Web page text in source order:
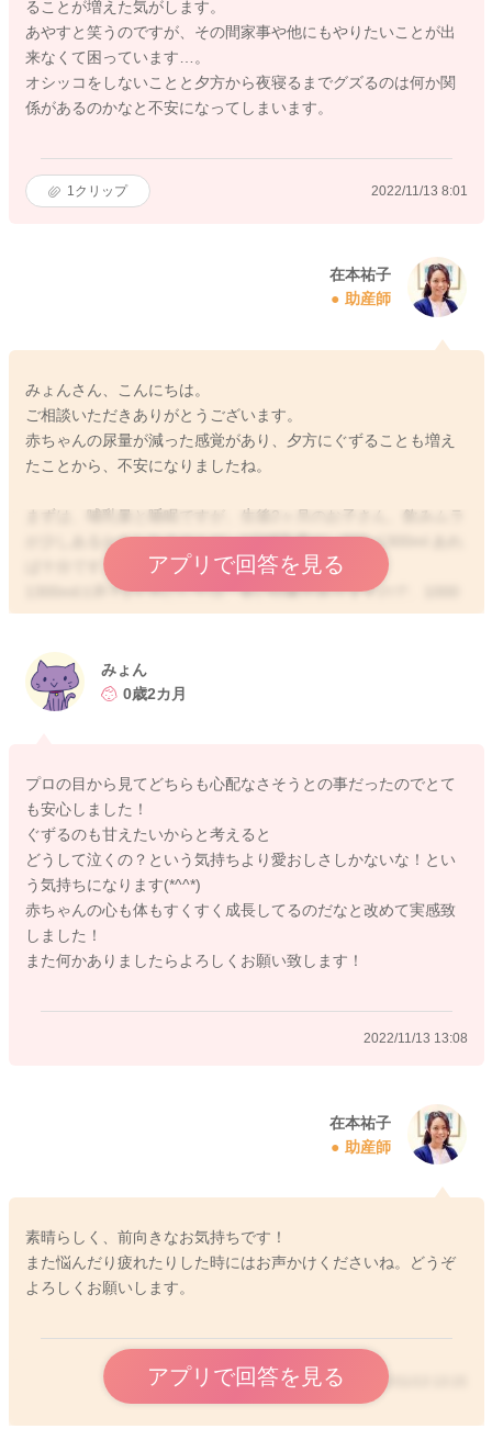
ることが増えた気がします。
あやすと笑うのですが、その間家事や他にもやりたいことが出
来なくて困っています…。
オシッコをしないことと夕方から夜寝るまでグズるのは何か関
係があるのかなと不安になってしまいます。
1 クリップ 2022/11/13 8:01
在本祐子
助産師
みょんさん、こんにちは。
ご相談いただきありがとうございます。
赤ちゃんの尿量が減った感覚があり、夕方にぐずることも増え
たことから、不安になりましたね。
まずは、哺乳量と睡眠ですが、生後2ヶ月のお子さん、飲みムラ
が少しあるかもしれませんが、1日哺乳量が、900~1300ml あれ
ば十分です。
1300mlは若干2ヶ月にしては、多い印象がありますので、1000
mlくらいにするようにしても十分な発育が見込めると思いま
日中にしっかりミルク量を確保できれば、夜間よく寝てくれて
いるのを無理に起こす必要はないでしょう。
毎回たっぷりでなくても、回数が安定していれば、医学的には
心配ありません。夜間に少なくなるのは少しずつ膀胱に溜める
ことができる様になってきているからで、起きてから、しっか
りしていればOKです！
夕方のぐずりに関しては、発育もよく哺乳も安定して900-1000
ml飲み、排泄もコンスタントにあれば、体調が芳しくないから
泣いているわけではなく、赤ちゃんが甘えたいなどの心理的発
泣いていても、ママさんが見えるところに赤ちゃんを寝かせて
いれば、声かけをしながら、家事を淡々とこなして大丈夫で
アプリで回答を見る
みょん
0歳2カ月
プロの目から見てどちらも心配なさそうとの事だったのでとて
も安心しました！
ぐずるのも甘えたいからと考えると
どうして泣くの？という気持ちより愛おしさしかないな！とい
う気持ちになります(*^^*)
赤ちゃんの心も体もすくすく成長してるのだなと改めて実感致
しました！
また何かありましたらよろしくお願い致します！
2022/11/13 13:08
在本祐子
助産師
素晴らしく、前向きなお気持ちです！
また悩んだり疲れたりした時にはお声かけくださいね。どうぞ
よろしくお願いします。
アプリで回答を見る 2022/11/13 13:15